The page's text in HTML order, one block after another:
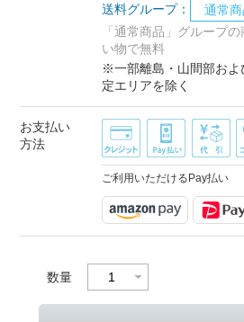
送料グループ：
通常商
「通常商品」グループ
い物で無料
※一部離島・山間部およ
定エリアを除く
お支払い
方法
ご利用いただけるPay払い
数量